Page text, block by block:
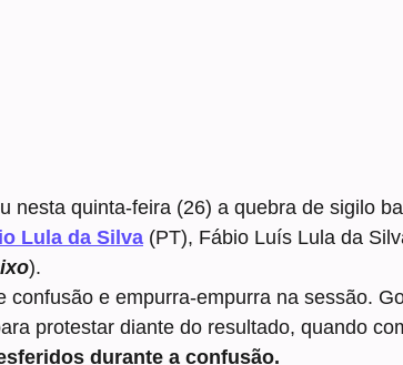
nesta quinta-feira (26) a quebra de sigilo
Lula da Silva (PT), Fábio Luís Lula da
).
e empurra-empurra na sessão.
protestar diante do resultado, quando
durante a confusão.